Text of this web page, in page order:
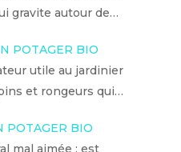
gravite autour de…
POTAGER BIO
utile au jardinier
et rongeurs qui…
POTAGER BIO
mal aimée ; est